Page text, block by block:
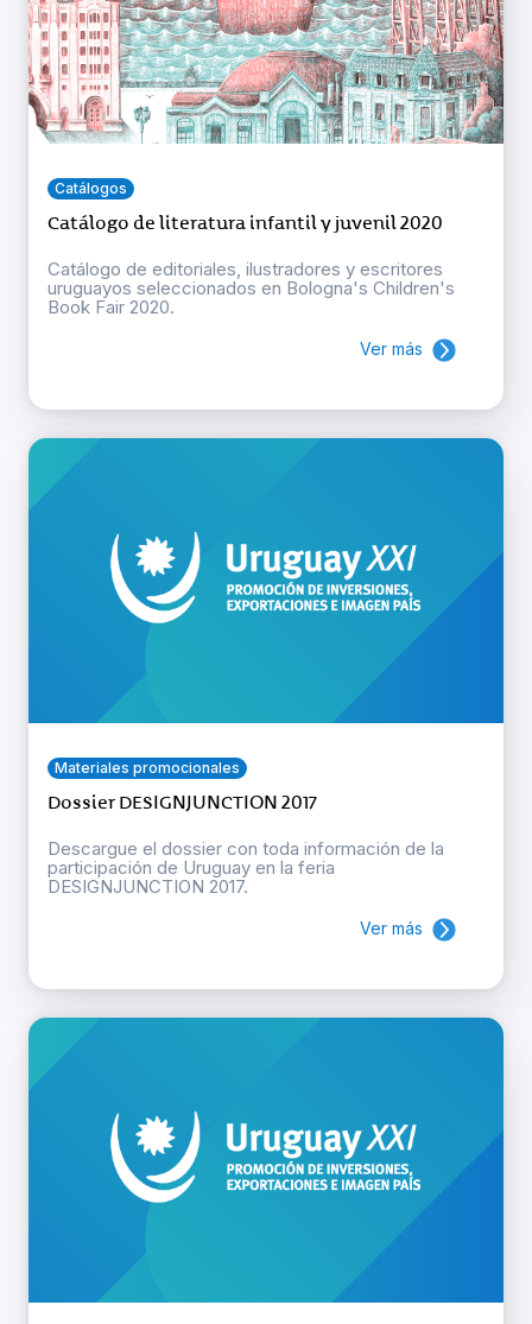
Catálogos
Catálogo de literatura infantil y juvenil 2020
Catálogo de editoriales, ilustradores y escritores
uruguayos seleccionados en Bologna's Children's
Book Fair 2020.
Ver más
Materiales promocionales
Dossier DESIGNJUNCTION 2017
Descargue el dossier con toda información de la
participación de Uruguay en la feria
DESIGNJUNCTION 2017.
Ver más